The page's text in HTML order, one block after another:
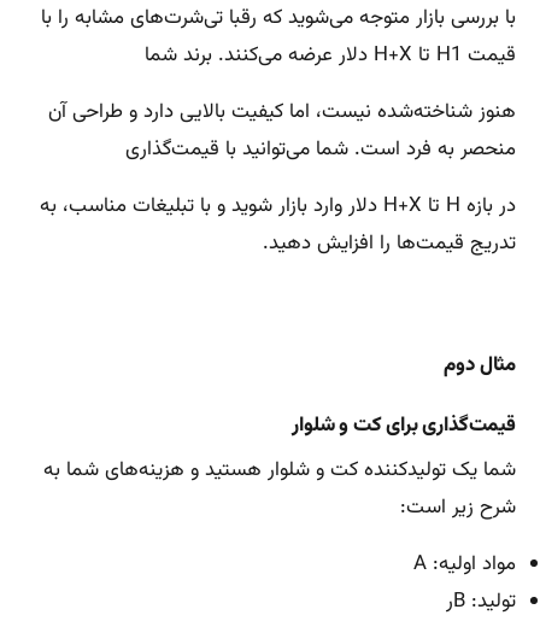
با بررسی بازار متوجه می‌شوید که رقبا تی‌شرت‌های مشابه را با
قیمت H1 تا H+X دلار عرضه می‌کنند. برند شما
هنوز شناخته‌شده نیست، اما کیفیت بالایی دارد و طراحی آن
منحصر به فرد است. شما می‌توانید با قیمت‌گذاری
در بازه H تا H+X دلار وارد بازار شوید و با تبلیغات مناسب، به
تدریج قیمت‌ها را افزایش دهید.
مثال دوم
قیمت‌گذاری برای کت و شلوار
شما یک تولیدکننده کت و شلوار هستید و هزینه‌های شما به
شرح زیر است:
مواد اولیه: A
تولید: Bر